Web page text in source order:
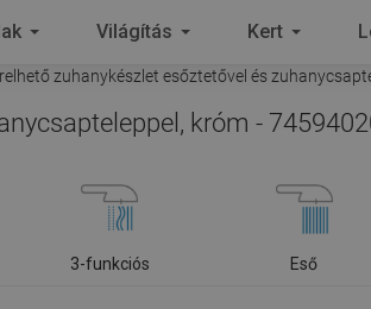
Világítás Kert
zuhanykészlet esőztetővel és
króm -
3-funkciós Eső